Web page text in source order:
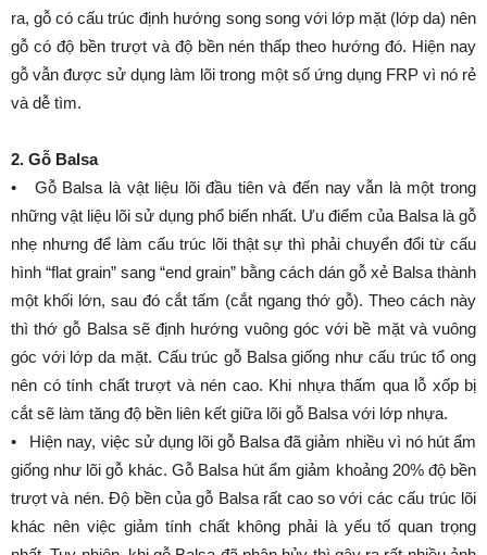
ra, gỗ có cấu trúc định hướng song song với lớp mặt (lớp da) nên
gỗ có độ bền trượt và độ bền nén thấp theo hướng đó. Hiện nay
gỗ vẫn được sử dụng làm lõi trong một số ứng dụng FRP vì nó rẻ
và dễ tìm.
2. Gỗ Balsa
• Gỗ Balsa là vật liệu lõi đầu tiên và đến nay vẫn là một trong
những vật liệu lõi sử dụng phổ biến nhất. Ưu điểm của Balsa là gỗ
nhẹ nhưng để làm cấu trúc lõi thật sự thì phải chuyển đổi từ cấu
hình “flat grain” sang “end grain” bằng cách dán gỗ xẻ Balsa thành
một khối lớn, sau đó cắt tấm (cắt ngang thớ gỗ). Theo cách này
thì thớ gỗ Balsa sẽ định hướng vuông góc với bề mặt và vuông
góc với lớp da mặt. Cấu trúc gỗ Balsa giống như cấu trúc tổ ong
nên có tính chất trượt và nén cao. Khi nhựa thấm qua lỗ xốp bị
cắt sẽ làm tăng độ bền liên kết giữa lõi gỗ Balsa với lớp nhựa.
• Hiện nay, việc sử dụng lõi gỗ Balsa đã giảm nhiều vì nó hút ẩm
giống như lõi gỗ khác. Gỗ Balsa hút ẩm giảm khoảng 20% độ bền
trượt và nén. Độ bền của gỗ Balsa rất cao so với các cấu trúc lõi
khác nên việc giảm tính chất không phải là yếu tố quan trọng